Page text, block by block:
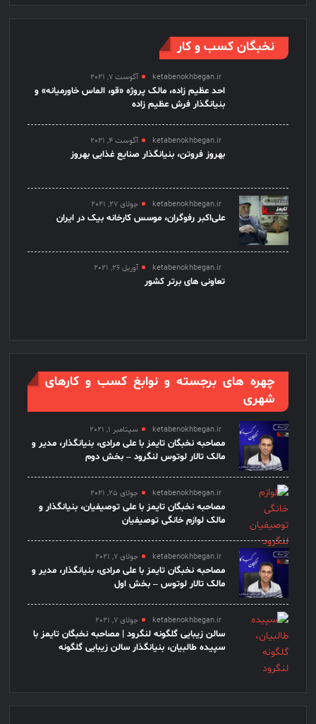
نخبگان کسب و کار
ketabenokhbegan.ir آگوست 7, 2021
احد عظیم زاده، مالک پروژه «قو، الماس خاورمیانه» و
بنیانگذار فرش عظیم زاده
ketabenokhbegan.ir آگوست 4, 2021
بهروز فروتن، بنیانگذار صنایع غذایی بهروز
ketabenokhbegan.ir جولای 27, 2021
علی‌اکبر رفوگران، موسس کارخانه بیک در ایران
ketabenokhbegan.ir آوریل 26, 2021
تعاونی های برتر کشور
چهره های برجسته و نوابغ کسب و کارهای
شهری
ketabenokhbegan.ir سپتامبر 1, 2021
مصاحبه نخبگان تایمز با علی مرادی، بنیانگذار، مدیر و
مالک تالار لوتوس لنگرود – بخش دوم
ketabenokhbegan.ir جولای 25, 2021
مصاحبه نخبگان تایمز با علی توصیفیان، بنیانگذار و
مالک لوازم خانگی توصیفیان
ketabenokhbegan.ir جولای 7, 2021
مصاحبه نخبگان تایمز با علی مرادی، بنیانگذار، مدیر و
مالک تالار لوتوس – بخش اول
ketabenokhbegan.ir جولای 7, 2021
سالن زیبایی گلگونه لنگرود | مصاحبه نخبگان تایمز با
سپیده طالبیان، بنیانگذار سالن زیبایی گلگونه